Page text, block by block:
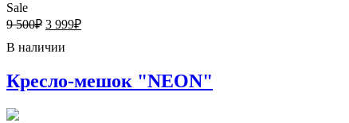
Sale
9 500₽ 3 999₽
В наличии
Кресло-мешок "NEON"